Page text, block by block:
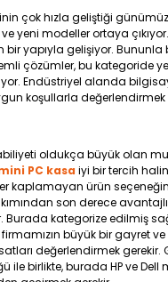
çok hızla geliştiği
yeni modeller ortaya
bir yapıyla gelişiyor. Bununla
çözümler, bu kategoride
Endüstriyel alanda
koşullarla değerlendirmek
oldukça büyük olan
PC kasa iyi bir tercih
kaplamayan ürün
son derece
kategorize edilmiş
büyük bir gayret ve
değerlendirmek gerekir.
ile birlikte, burada HP ve Dell